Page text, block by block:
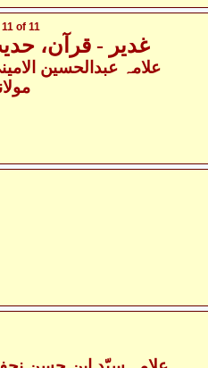
of 11
10،11/11 - غدیر -
- علامہ عبدالحسین
-